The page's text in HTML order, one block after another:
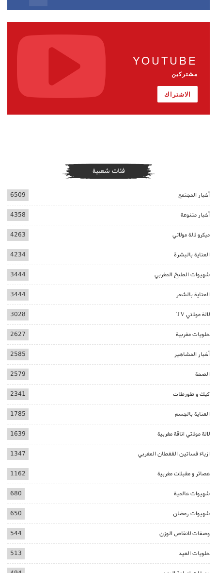
YOUTUBE
مشتركين
الاشتراك
فئات شعبية
أخبار المجتمع 6509
أخبار متنوعة 4358
ميكرو لالة مولاتي 4263
العناية بالبشرة 4234
شهيوات الطبخ المغربي 3444
العناية بالشعر 3444
لالة مولاتي TV 3028
حلويات مغربية 2627
أخبار المشاهير 2585
الصحة 2579
كيك و طورطات 2341
العناية بالجسم 1785
لالة مولاتي اناقة مغربية 1639
ازياء فساتين القفطان المغربي 1347
عصائر و مقبلات مغربية 1162
شهيوات عالمية 680
شهيوات رمضان 650
وصفات لانقاص الوزن 544
حلويات العيد 513